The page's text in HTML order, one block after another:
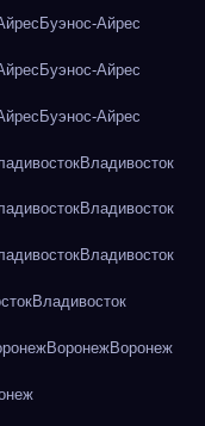
Буэнос-Айрес
Буэнос-Айрес
Буэнос-Айрес
Владивосток
Владивосток
Владивосток
Владивосток
ВоронежВоронеж